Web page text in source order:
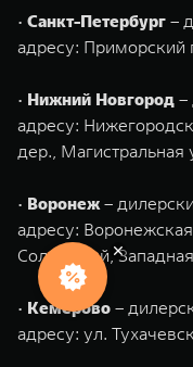
• Санкт-Петербург –
адресу: Приморский
• Нижний Новгород –
адресу:
дер., Магистральная
• Воронеж–
адресу:
Солнечный,
• Кемерово –
адресу: ул.